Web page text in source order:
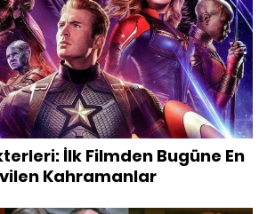
İlk Filmden Bugüne En
Kahramanlar